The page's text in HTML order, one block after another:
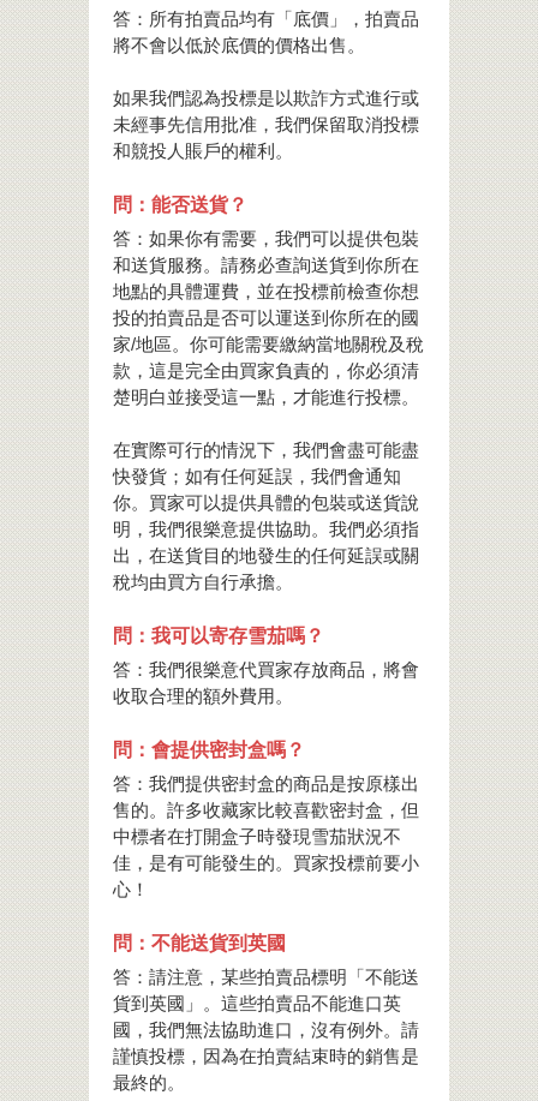
答：所有拍賣品均有「底價」，拍賣品
將不會以低於底價的價格出售。
如果我們認為投標是以欺詐方式進行或
未經事先信用批准，我們保留取消投標
和競投人賬戶的權利。
問：能否送貨？
答：如果你有需要，我們可以提供包裝
和送貨服務。請務必查詢送貨到你所在
地點的具體運費，並在投標前檢查你想
投的拍賣品是否可以運送到你所在的國
家/地區。你可能需要繳納當地關稅及稅
款，這是完全由買家負責的，你必須清
楚明白並接受這一點，才能進行投標。
在實際可行的情況下，我們會盡可能盡
快發貨；如有任何延誤，我們會通知
你。買家可以提供具體的包裝或送貨說
明，我們很樂意提供協助。我們必須指
出，在送貨目的地發生的任何延誤或關
稅均由買方自行承擔。
問：我可以寄存雪茄嗎？
答：我們很樂意代買家存放商品，將會
收取合理的額外費用。
問：會提供密封盒嗎？
答：我們提供密封盒的商品是按原樣出
售的。許多收藏家比較喜歡密封盒，但
中標者在打開盒子時發現雪茄狀況不
佳，是有可能發生的。買家投標前要小
心！
問：不能送貨到英國
答：請注意，某些拍賣品標明「不能送
貨到英國」。這些拍賣品不能進口英
國，我們無法協助進口，沒有例外。請
謹慎投標，因為在拍賣結束時的銷售是
最終的。